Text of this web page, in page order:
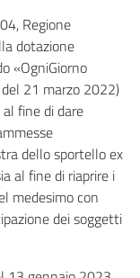
Regione
dotazione
«OgniGiorno
21 marzo 2022)
fine di dare
dello sportello ex
al fine di riaprire i
medesimo con
dei soggetti